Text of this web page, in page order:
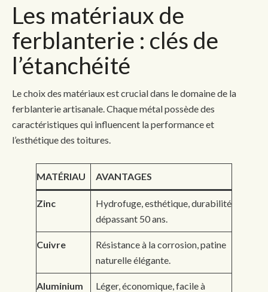
Les matériaux de
ferblanterie : clés de
l’étanchéité
Le choix des matériaux est crucial dans le domaine de la
ferblanterie artisanale. Chaque métal possède des
caractéristiques qui influencent la performance et
l’esthétique des toitures.
MATÉRIAU AVANTAGES
Zinc
Hydrofuge, esthétique, durabilité
dépassant 50 ans.
Cuivre
Résistance à la corrosion, patine
naturelle élégante.
Aluminium
Léger, économique, facile à